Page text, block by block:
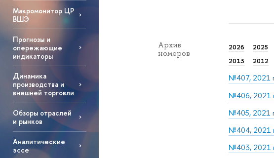
Макромонитор ЦР
ВШЭ
Прогнозы и
опережающие
индикаторы
Динамика
производства и
внешней торговли
Обзоры отраслей
и рынков
Аналитические
эссе
Архив
номеров
2026 2025
2013
2012
№407, 2021
№406, 2021
№405, 2021
№404, 2021
№403, 2021